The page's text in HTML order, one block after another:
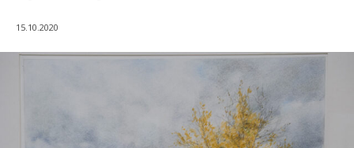
15.10.2020